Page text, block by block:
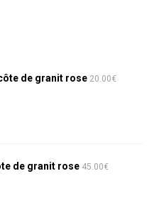
de granit rose 20.00€
de granit rose 45.00€